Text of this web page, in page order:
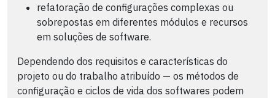
refatoração de configurações complexas ou
sobrepostas em diferentes módulos e recursos
em soluções de software.
Dependendo dos requisitos e características do
projeto ou do trabalho atribuído — os métodos de
configuração e ciclos de vida dos softwares podem